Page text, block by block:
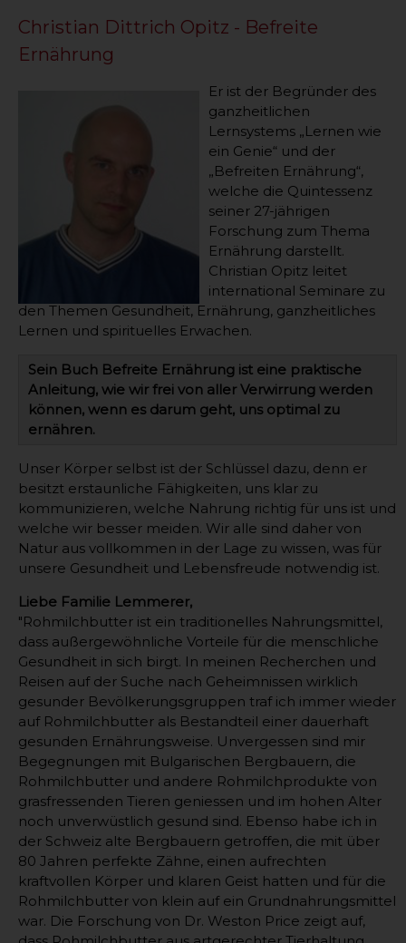
Christian Dittrich Opitz - Befreite
Ernährung
Er ist der Begründer des
ganzheitlichen
Lernsystems „Lernen wie
ein Genie“ und der
„Befreiten Ernährung“,
welche die Quintessenz
seiner 27-jährigen
Forschung zum Thema
Ernährung darstellt.
Christian Opitz leitet
international Seminare zu
den Themen Gesundheit, Ernährung, ganzheitliches
Lernen und spirituelles Erwachen.
Sein Buch Befreite Ernährung ist eine praktische
Anleitung, wie wir frei von aller Verwirrung werden
können, wenn es darum geht, uns optimal zu
ernähren.
Unser Körper selbst ist der Schlüssel dazu, denn er
besitzt erstaunliche Fähigkeiten, uns klar zu
kommunizieren, welche Nahrung richtig für uns ist und
welche wir besser meiden. Wir alle sind daher von
Natur aus vollkommen in der Lage zu wissen, was für
unsere Gesundheit und Lebensfreude notwendig ist.
Liebe Familie Lemmerer,
"Rohmilchbutter ist ein traditionelles Nahrungsmittel,
dass außergewöhnliche Vorteile für die menschliche
Gesundheit in sich birgt. In meinen Recherchen und
Reisen auf der Suche nach Geheimnissen wirklich
gesunder Bevölkerungsgruppen traf ich immer wieder
auf Rohmilchbutter als Bestandteil einer dauerhaft
gesunden Ernährungsweise. Unvergessen sind mir
Begegnungen mit Bulgarischen Bergbauern, die
Rohmilchbutter und andere Rohmilchprodukte von
grasfressenden Tieren geniessen und im hohen Alter
noch unverwüstlich gesund sind. Ebenso habe ich in
der Schweiz alte Bergbauern getroffen, die mit über
80 Jahren perfekte Zähne, einen aufrechten
kraftvollen Körper und klaren Geist hatten und für die
Rohmilchbutter von klein auf ein Grundnahrungsmittel
war. Die Forschung von Dr. Weston Price zeigt auf,